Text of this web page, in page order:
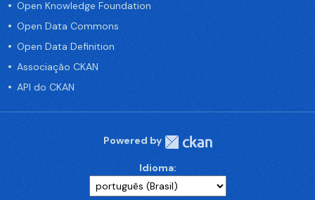
Open Knowledge Foundation
Open Data Commons
Open Data Definition
Associação CKAN
API do CKAN
Powered by
Idioma